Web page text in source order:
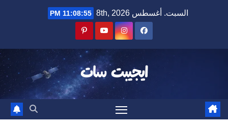
السبت. أغسطس 8th, 2026 11:08:55 PM
ايجيبت سات